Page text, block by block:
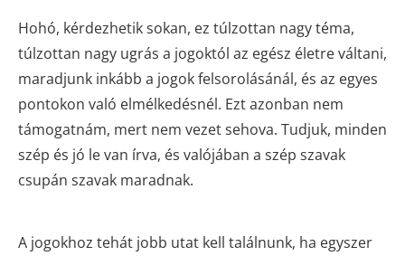
Hohó, kérdezhetik sokan, ez túlzottan nagy téma,
túlzottan nagy ugrás a jogoktól az egész életre váltani,
maradjunk inkább a jogok felsorolásánál, és az egyes
pontokon való elmélkedésnél. Ezt azonban nem
támogatnám, mert nem vezet sehova. Tudjuk, minden
szép és jó le van írva, és valójában a szép szavak
csupán szavak maradnak.
A jogokhoz tehát jobb utat kell találnunk, ha egyszer